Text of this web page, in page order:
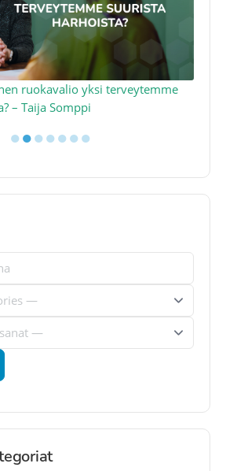
ruokavalio yksi terveytemme
– Taija Somppi
●●●●●●●